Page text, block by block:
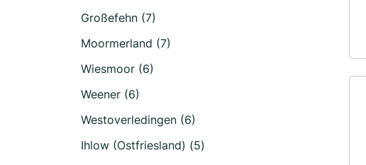
Großefehn (7)
Moormerland (7)
Wiesmoor (6)
Weener (6)
Westoverledingen (6)
Ihlow (Ostfriesland) (5)